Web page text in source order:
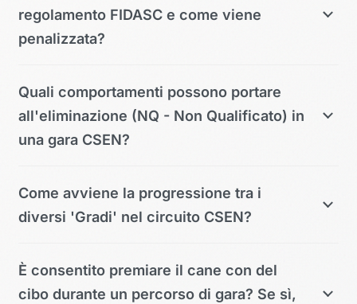
regolamento FIDASC e come viene
penalizzata?
Quali comportamenti possono portare
all'eliminazione (NQ - Non Qualificato) in
una gara CSEN?
Come avviene la progressione tra i
diversi 'Gradi' nel circuito CSEN?
È consentito premiare il cane con del
cibo durante un percorso di gara? Se sì,